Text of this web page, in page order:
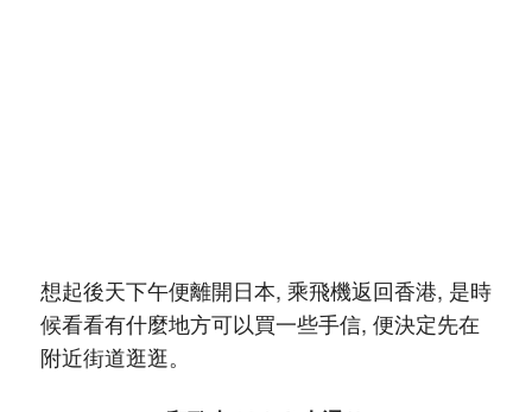
想起後天下午便離開日本, 乘飛機返回香港, 是時
候看看有什麼地方可以買一些手信, 便決定先在
附近街道逛逛。